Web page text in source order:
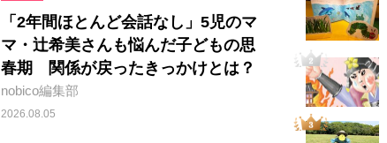
「2年間ほとんど会話なし」5児のマ
マ・辻希美さんも悩んだ子どもの思
春期 関係が戻ったきっかけとは？
nobico編集部
2026.08.05